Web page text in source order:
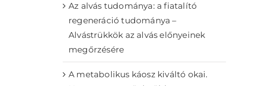
Az alvás tudománya: a fiatalító
regeneráció tudománya –
Alvástrükkök az alvás előnyeinek
megőrzésére
A metabolikus káosz kiváltó okai.